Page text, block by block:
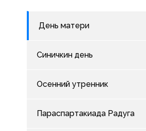
День матери
Синичкин день
Осенний утренник
Параспартакиада Радуга